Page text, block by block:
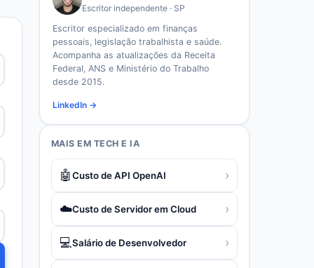
Escritor independente · SP
Escritor especializado em finanças
pessoais, legislação trabalhista e saúde.
Acompanha as atualizações da Receita
Federal, ANS e Ministério do Trabalho
desde 2015.
LinkedIn →
MAIS EM TECH E IA
🤖Custo de API OpenAI ›
☁️Custo de Servidor em Cloud ›
💻 Salário de Desenvolvedor ›